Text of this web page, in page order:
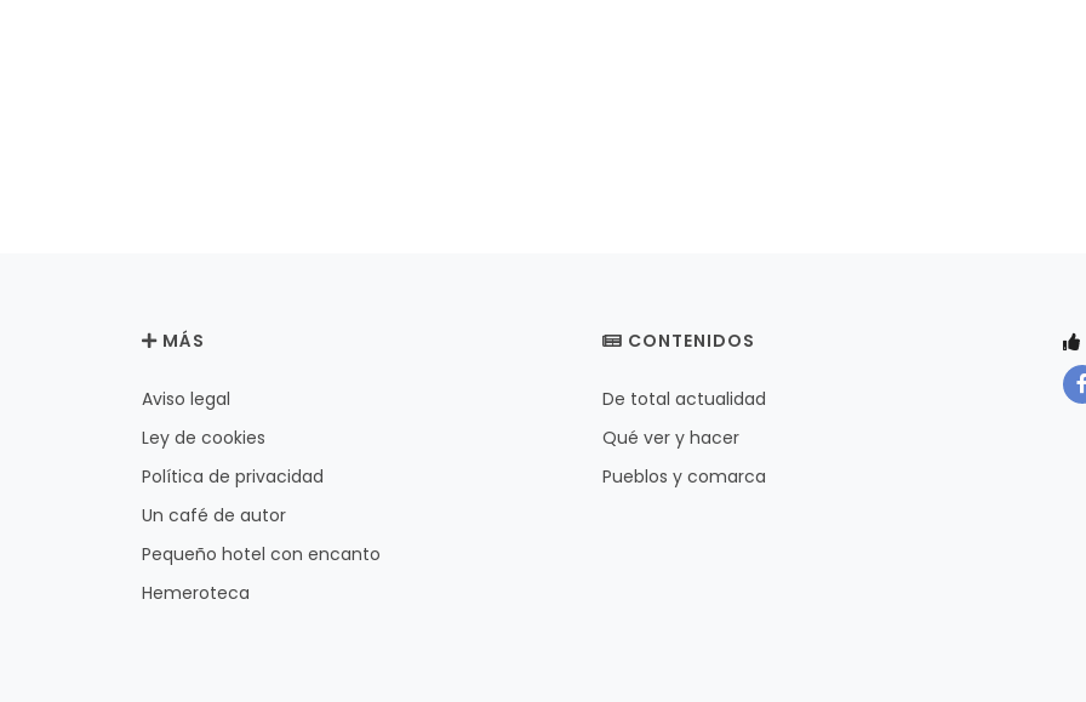
MÁS
Aviso legal
Ley de cookies
Política de privacidad
Un café de autor
Pequeño hotel con encanto
Hemeroteca
CONTENIDOS
De total actualidad
Qué ver y hacer
Pueblos y comarca